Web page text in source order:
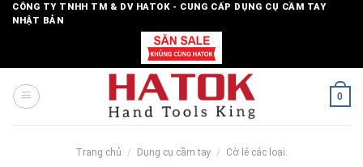
SkipCÔNG TY TNHH TM & DV HATOK - CUNG CẤP DỤNG CỤ CẦM TAY
NHẬT BẢN
0
Trang chủ / Dụng cụ cầm tay / Cờ lê các loại.